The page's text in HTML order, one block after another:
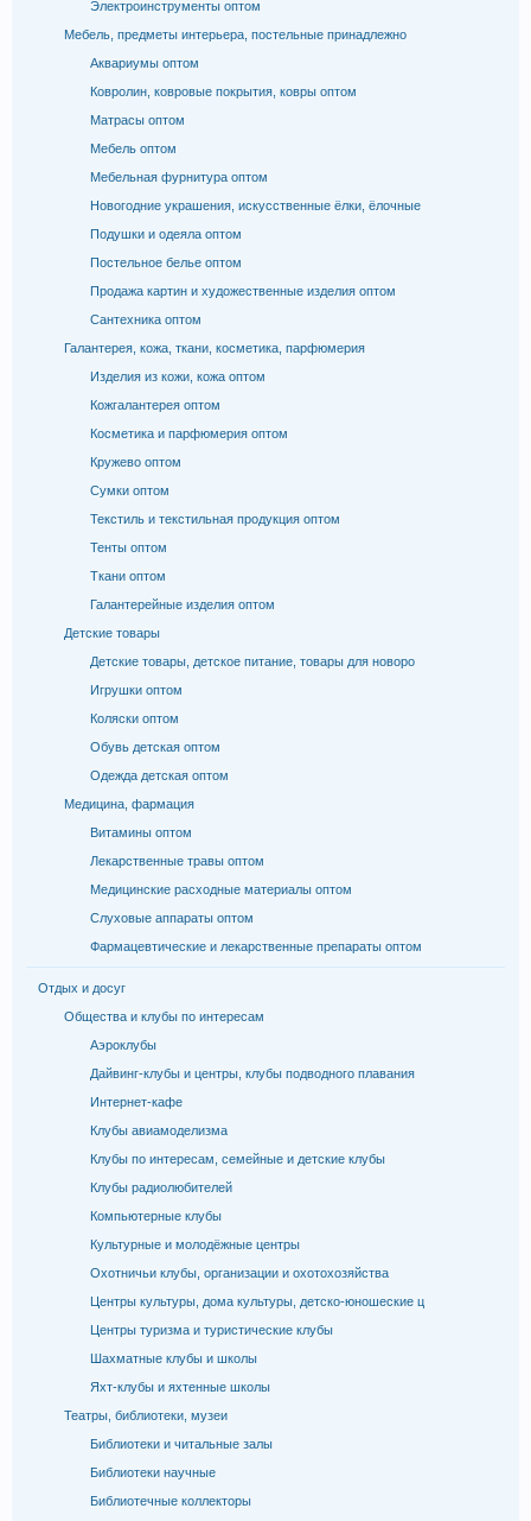
Электроинструменты оптом
Мебель, предметы интерьера, постельные принадлежно
Аквариумы оптом
Ковролин, ковровые покрытия, ковры оптом
Матрасы оптом
Мебель оптом
Мебельная фурнитура оптом
Новогодние украшения, искусственные ёлки, ёлочные
Подушки и одеяла оптом
Постельное белье оптом
Продажа картин и художественные изделия оптом
Сантехника оптом
Галантерея, кожа, ткани, косметика, парфюмерия
Изделия из кожи, кожа оптом
Кожгалантерея оптом
Косметика и парфюмерия оптом
Кружево оптом
Сумки оптом
Текстиль и текстильная продукция оптом
Тенты оптом
Ткани оптом
Галантерейные изделия оптом
Детские товары
Детские товары, детское питание, товары для новоро
Игрушки оптом
Коляски оптом
Обувь детская оптом
Одежда детская оптом
Медицина, фармация
Витамины оптом
Лекарственные травы оптом
Медицинские расходные материалы оптом
Слуховые аппараты оптом
Фармацевтические и лекарственные препараты оптом
Отдых и досуг
Общества и клубы по интересам
Аэроклубы
Дайвинг-клубы и центры, клубы подводного плавания
Интернет-кафе
Клубы авиамоделизма
Клубы по интересам, семейные и детские клубы
Клубы радиолюбителей
Компьютерные клубы
Культурные и молодёжные центры
Охотничьи клубы, организации и охотохозяйства
Центры культуры, дома культуры, детско-юношеские ц
Центры туризма и туристические клубы
Шахматные клубы и школы
Яхт-клубы и яхтенные школы
Театры, библиотеки, музеи
Библиотеки и читальные залы
Библиотеки научные
Библиотечные коллекторы